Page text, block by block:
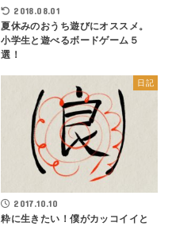
2018.08.01
夏休みのおうち遊びにオススメ。
小学生と遊べるボードゲーム５
選！
日記
2017.10.10
粋に生きたい！僕がカッコイイと